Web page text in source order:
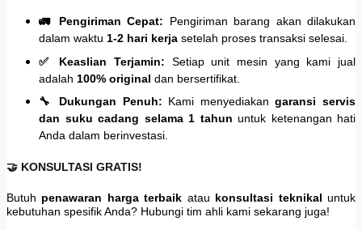
🚛 Pengiriman Cepat: Pengiriman barang akan dilakukan
dalam waktu 1-2 hari kerja setelah proses transaksi selesai.
✅ Keaslian Terjamin: Setiap unit mesin yang kami jual
adalah 100% original dan bersertifikat.
🔧 Dukungan Penuh: Kami menyediakangaransi servis
dan suku cadang selama 1 tahun untuk ketenangan hati
Anda dalam berinvestasi.
🤝 KONSULTASI GRATIS!
Butuh penawaran harga terbaik atau konsultasi teknikal untuk
kebutuhan spesifik Anda? Hubungi tim ahli kami sekarang juga!